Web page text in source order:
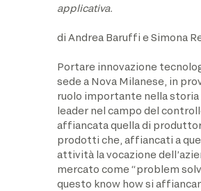
applicativa.
di Andrea Baruffi e Simona
Portare innovazione
sede a Nova Milanese, in
ruolo importante nella
leader nel campo del
affiancata quella di
prodotti che, affiancati a
attività la vocazione
mercato come “problem
questo know how si